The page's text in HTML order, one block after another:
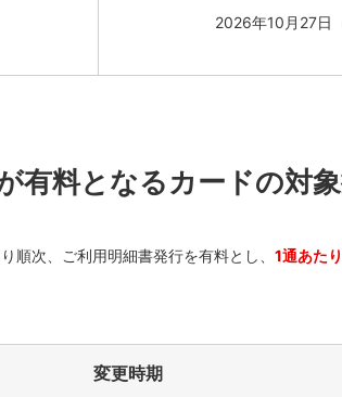
2026年10月27日
有料となるカードの対
順次、ご利用明細書発行を有料とし、 1通あた
変更時期